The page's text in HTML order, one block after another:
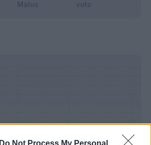
Do Not Process My Personal